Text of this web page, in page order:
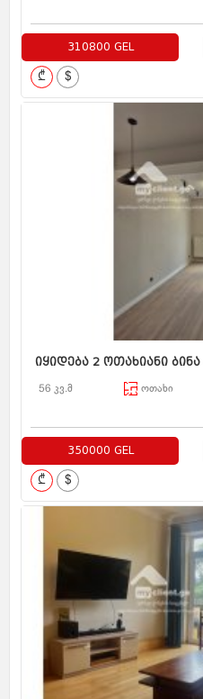
310800 GEL
₾ $
იყიდება 2 ოთახიანი
56 კვ.მ ოთახი
350000 GEL
₾ $